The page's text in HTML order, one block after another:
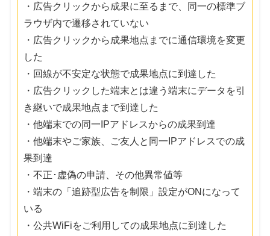
・広告クリックから成果に至るまで、同一の標準ブ
ラウザ内で遷移されていない
・広告クリックから成果地点までに通信環境を変更
した
・回線が不安定な状態で成果地点に到達した
・広告クリックした端末とは違う端末にデータを引
き継いで成果地点まで到達した
・他端末での同一IPアドレスからの成果到達
・他端末やご家族、ご友人と同一IPアドレスでの成
果到達
・不正･虚偽の申請、その他異常値等
・端末の「追跡型広告を制限」設定がONになって
いる
・公共WiFiをご利用しての成果地点に到達した